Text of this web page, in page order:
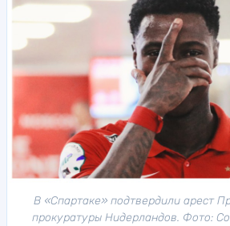
В «Спартаке» подтвердили арест
прокуратуры Нидерландов. Фото: